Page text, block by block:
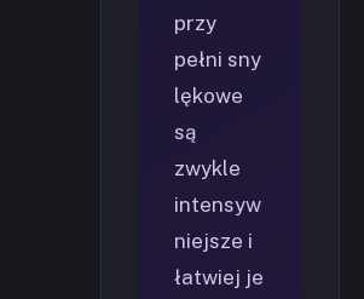
przy
pełni sny
lękowe
są
zwykle
intensyw
niejsze i
łatwiej je